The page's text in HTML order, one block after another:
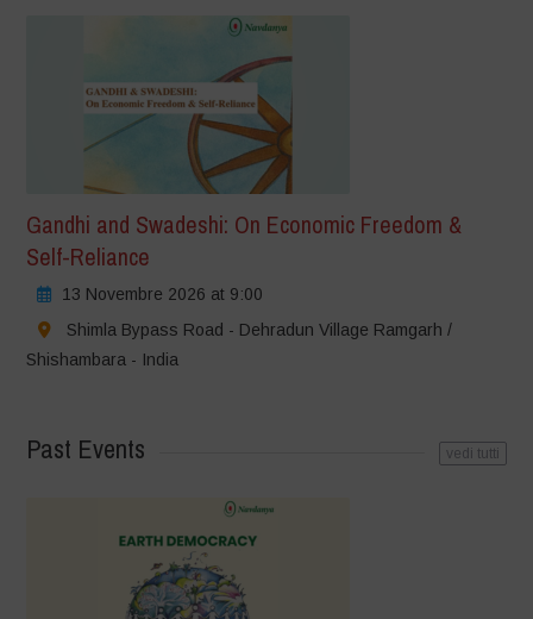
Gandhi and Swadeshi: On Economic Freedom &
Self-Reliance
13 Novembre 2026 at 9:00
Shimla Bypass Road - Dehradun Village Ramgarh /
Shishambara - India
Past Events vedi tutti